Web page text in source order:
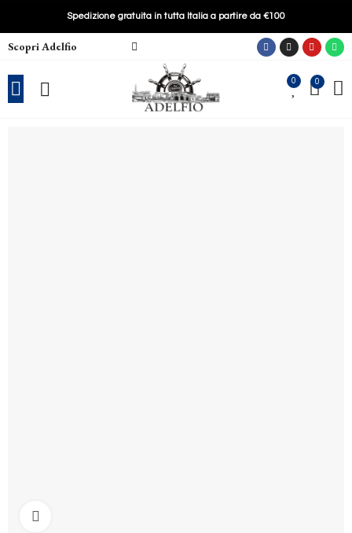
Spedizione gratuita in tutta Italia a partire da €100
Scopri Adelfio
0 0